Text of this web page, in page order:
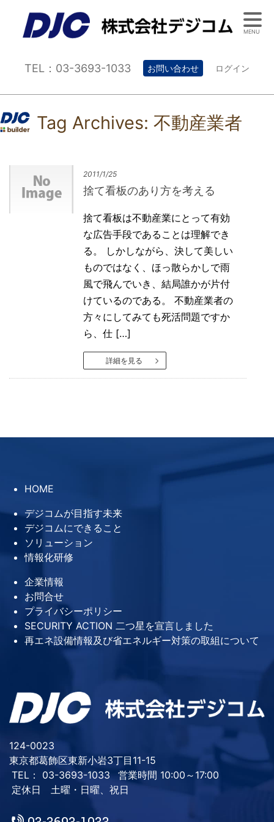
TEL：03-3693-1033 お問い合わせ ログイン
Tag Archives: 不動産業者
2011/1/25
捨て看板のあり方を考える
捨て看板は不動産業にとって有効
な広告手段であることは理解でき
る。 しかしながら、決して美しい
ものではなく、ほっ散らかしで雨
風で飛んでいき、結局誰かが片付
けているのである。 不動産業者の
方々にしてみても死活問題ですか
ら、仕 […]
詳細を見る
MENU
HOME
デジコムが目指す未来
デジコムにできること
ソリューション
情報化研修
企業情報
お問合せ
プライバシーポリシー
SECURITY ACTION 二つ星を宣言しました
再エネ設備情報及び省エネルギー対策の取組について
124-0023
東京都葛飾区東新小岩3丁目11-15
TEL： 03-3693-1033
営業時間 10:00～17:00
定休日 土曜・日曜、祝日